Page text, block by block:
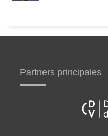
Partners principales